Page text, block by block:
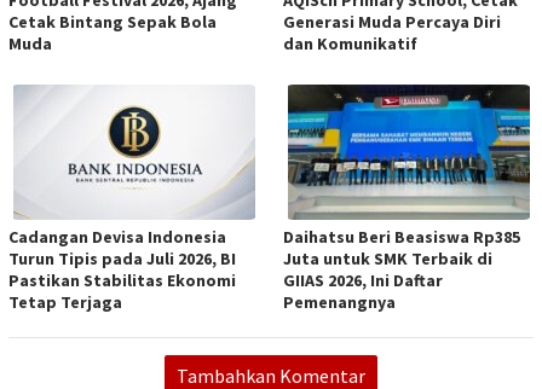
Cetak Bintang Sepak Bola
Muda
Generasi Muda Percaya Diri
dan Komunikatif
Cadangan Devisa Indonesia
Turun Tipis pada Juli 2026, BI
Pastikan Stabilitas Ekonomi
Tetap Terjaga
Daihatsu Beri Beasiswa Rp385
Juta untuk SMK Terbaik di
GIIAS 2026, Ini Daftar
Pemenangnya
Tambahkan Komentar